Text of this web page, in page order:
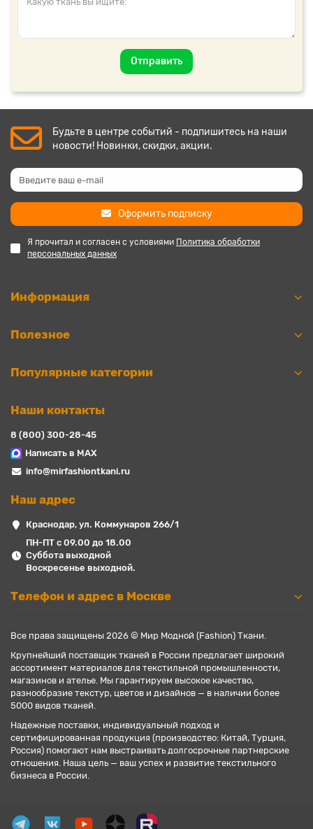
Отправить
Будьте в центре событий - подпишитесь на наши
новости! Новинки, скидки, акции.
Оформить подписку
Я прочитал и согласен с условиями Политика обработки
персональных данных
Информация
Полезное
Популярные категории
Наши контакты
8 (800) 300-28-45
Написать в MAX
info@mirfashiontkani.ru
Наш адрес
Краснодар, ул. Коммунаров 266/1
ПН-ПТ с 09.00 до 18.00
Суббота выходной
Воскресенье выходной.
Телефон и адрес в Москве
Все права защищены 2026 © Мир Модной (Fashion) Ткани.
Крупнейший поставщик тканей в России предлагает широкий
ассортимент материалов для текстильной промышленности,
магазинов и ателье. Мы гарантируем высокое качество,
разнообразие текстур, цветов и дизайнов — в наличии более
5000 видов тканей.
Надежные поставки, индивидуальный подход и
сертифицированная продукция (производство: Китай, Турция,
Россия) помогают нам выстраивать долгосрочные партнерские
отношения. Наша цель — ваш успех и развитие текстильного
бизнеса в России.